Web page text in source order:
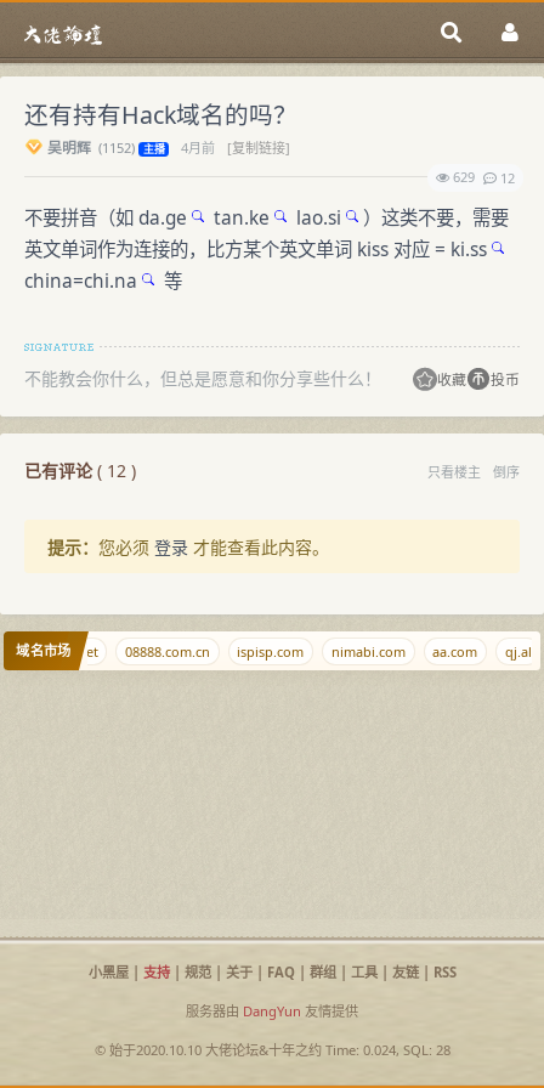
还有持有Hack域名的吗？
吴明辉 (1152) 主播 4月前
[复制链接]
629
12
不要拼音（如da.ge tan.ke lao.si
）这类不要，需要
英文单词作为连接的，比方某个英文单词 kiss 对应 = ki.ss
china=chi.na 等
不能教会你什么，但总是愿意和你分享些什么！ 收藏 投币
已有评论( 12 ) 只看楼主 倒序
提示： 您必须 登录 才能查看此内容。
域名市场qjqj.net 08888.com.cn ispisp.com nimabi.com аа.com qj.al
小黑屋| 支持| 规范| 关于| FAQ| 群组| 工具| 友链| RSS
服务器由 DangYun 友情提供
© 始于2020.10.10 大佬论坛&十年之约Time: 0.024, SQL: 28